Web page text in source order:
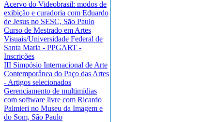
Acervo do Videobrasil: modos de
exibição e curadoria com Eduardo
de Jesus no SESC, São Paulo
Curso de Mestrado em Artes
Visuais/Universidade Federal de
Santa Maria - PPGART -
Inscrições
III Simpósio Internacional de Arte
Contemporânea do Paço das Artes
- Artigos selecionados
Gerenciamento de multimídias
com software livre com Ricardo
Palmieri no Museu da Imagem e
do Som, São Paulo